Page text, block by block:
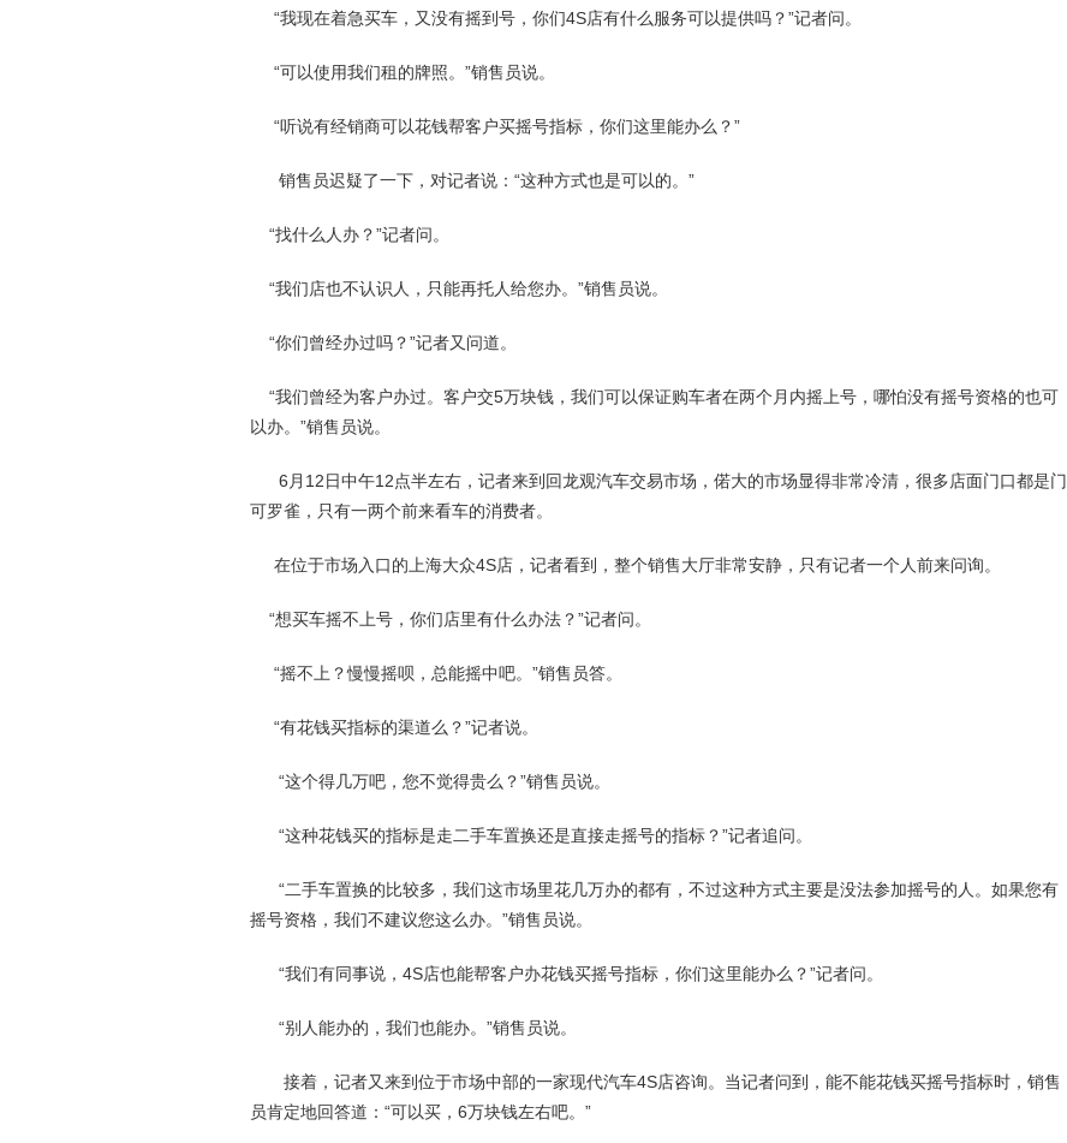
“我现在着急买车，又没有摇到号，你们4S店有什么服务可以提供吗？”记者问。
“可以使用我们租的牌照。”销售员说。
“听说有经销商可以花钱帮客户买摇号指标，你们这里能办么？”
销售员迟疑了一下，对记者说：“这种方式也是可以的。”
“找什么人办？”记者问。
“我们店也不认识人，只能再托人给您办。”销售员说。
“你们曾经办过吗？”记者又问道。
“我们曾经为客户办过。客户交5万块钱，我们可以保证购车者在两个月内摇上号，哪怕没有摇号资格的也可
以办。”销售员说。
6月12日中午12点半左右，记者来到回龙观汽车交易市场，偌大的市场显得非常冷清，很多店面门口都是门
可罗雀，只有一两个前来看车的消费者。
在位于市场入口的上海大众4S店，记者看到，整个销售大厅非常安静，只有记者一个人前来问询。
“想买车摇不上号，你们店里有什么办法？”记者问。
“摇不上？慢慢摇呗，总能摇中吧。”销售员答。
“有花钱买指标的渠道么？”记者说。
“这个得几万吧，您不觉得贵么？”销售员说。
“这种花钱买的指标是走二手车置换还是直接走摇号的指标？”记者追问。
“二手车置换的比较多，我们这市场里花几万办的都有，不过这种方式主要是没法参加摇号的人。如果您有
摇号资格，我们不建议您这么办。”销售员说。
“我们有同事说，4S店也能帮客户办花钱买摇号指标，你们这里能办么？”记者问。
“别人能办的，我们也能办。”销售员说。
接着，记者又来到位于市场中部的一家现代汽车4S店咨询。当记者问到，能不能花钱买摇号指标时，销售
员肯定地回答道：“可以买，6万块钱左右吧。”